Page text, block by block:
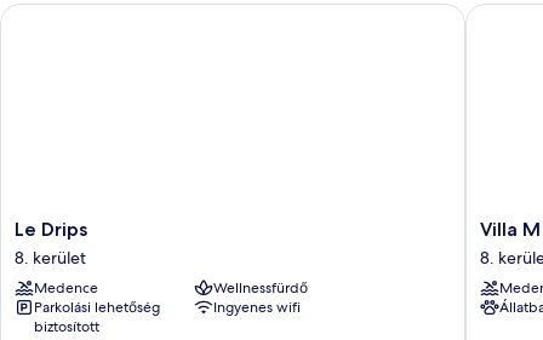
Le
Drips
8.
kerület
Le Drips
8. kerület
Medence
Wellnessfürdő
Parkolási lehetőség
biztosított
Ingyenes wifi
Le Drips
Villa
M
8.
kerület
Villa
8.
Villa M